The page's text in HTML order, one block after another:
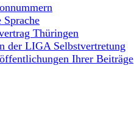
Thüringen
der LIGA Selbstvertretung
Ihrer Beiträge